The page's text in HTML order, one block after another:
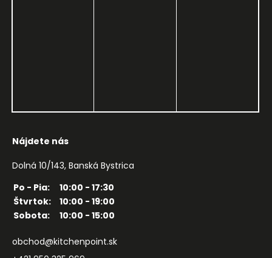
Nájdete nás
Dolná 10/143, Banská Bystrica
Po - Pia:
10:00 - 17:30
Štvrtok:
10:00 - 19:00
Sobota:
10:00 - 15:00
obchod@kitchenpoint.sk